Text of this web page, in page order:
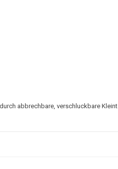
abbrechbare, verschluckbare